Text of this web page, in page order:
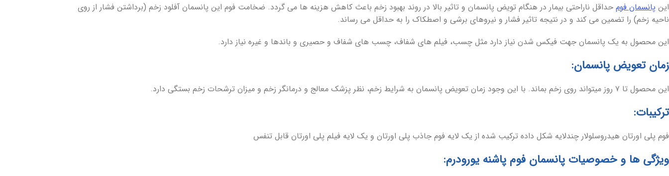
این پانسمان فوم حداقل ناراحتی بیمار در هنگام تویض پانسمان و تاثیر بالا در روند بهبود زخم باعث کاهش هزینه ها می گردد. ضخامت فوم این پانسمان آفلود زخم (برداشتن فشار از روی
ناحیه زخم) را تضمین می کند و در نتیجه تاثیر فشار و نیروهای برشی و اصطکاک را به حداقل می رساند.
این محصول به یک پانسمان جهت فیکس شدن نیاز دارد مثل چسب، فیلم های شفاف، چسب های شفاف و حصیری و باندها و غیره نیاز دارد.
زمان تعویض پانسمان:
این محصول تا ۷ روز میتواند روی زخم بماند. با این وجود زمان تعویض پانسمان به شرایط زخم، نظر پزشک معالج و درمانگر زخم و میزان ترشحات زخم بستگی دارد.
ترکیبات:
فوم پلی اورتان هیدروسلولار چندلایه شکل داده ترکیب شده از یک لایه فوم جاذب پلی اورتان و یک لایه فیلم پلی اورتان قابل تنفس
ویژگی ها و خصوصیات پانسمان فوم پاشنه یورودرم: